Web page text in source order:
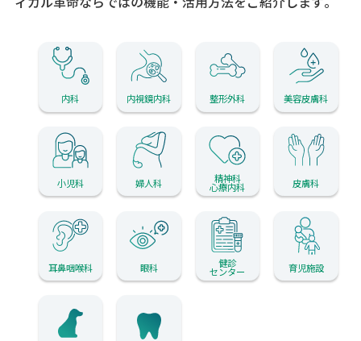
内科 内視鏡内科 整形外科 美容皮膚科
小児科 婦人科 精神科
心療内科 皮膚科
耳鼻咽喉科 眼科 健診
センター 育児施設